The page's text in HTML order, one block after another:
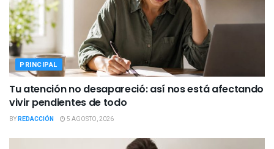
PRINCIPAL
Tu atención no desapareció: así nos está afectando
vivir pendientes de todo
BYREDACCIÓN 5 AGOSTO, 2026